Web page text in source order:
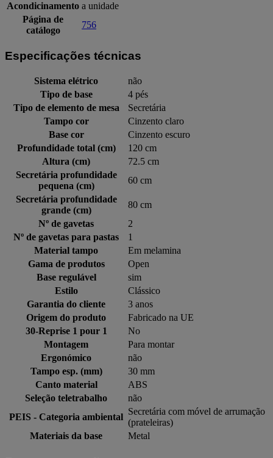
Acondicinamento a unidade
Página de
catálogo
756
Especificações técnicas
Sistema elétrico
não
Tipo de base
4 pés
Tipo de elemento de mesa
Secretária
Tampo cor
Cinzento claro
Base cor
Cinzento escuro
Profundidade total (cm)
120 cm
Altura (cm)
72.5 cm
Secretária profundidade
pequena (cm)
60 cm
Secretária profundidade
grande (cm)
80 cm
Nº de gavetas
2
Nº de gavetas para pastas
1
Material tampo
Em melamina
Gama de produtos
Open
Base regulável
sim
Estilo
Clássico
Garantia do cliente
3 anos
Origem do produto
Fabricado na UE
30-Reprise 1 pour 1
No
Montagem
Para montar
Ergonómico
não
Tampo esp. (mm)
30 mm
Canto material
ABS
Seleção teletrabalho
não
PEIS - Categoria ambiental
Secretária com móvel de arrumação
(prateleiras)
Materiais da base
Metal